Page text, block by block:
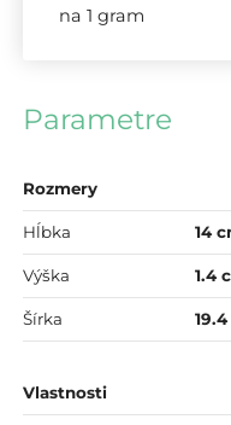
na 1 gram
Parametre
Rozmery
Hĺbka 14
Výška 1.4
Šírka
Vlastnosti